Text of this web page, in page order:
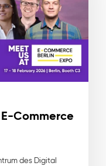
Commerce
des Digital